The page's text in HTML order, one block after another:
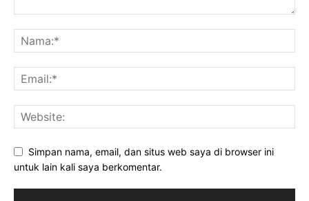
Simpan nama, email, dan situs web saya di browser ini
untuk lain kali saya berkomentar.